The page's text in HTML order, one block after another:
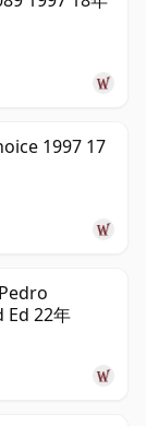
1997 17
Ed 22年